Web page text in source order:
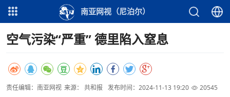
南亚网视（尼泊尔）
空气污染“严重” 德里陷入窒息
责任编辑：南亚网视 来源： 共和报 发布时间：2024-11-13 19:20 20545